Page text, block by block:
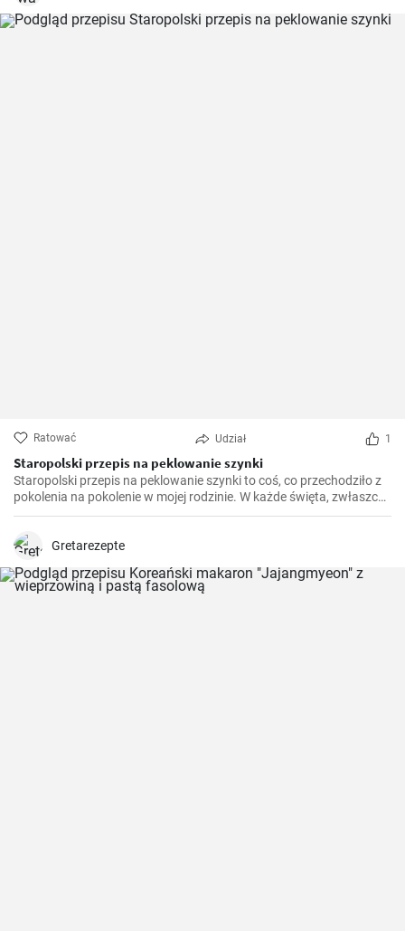
Ratować Udział 1
Staropolski przepis na peklowanie szynki
Staropolski przepis na peklowanie szynki to coś, co przechodziło z
pokolenia na pokolenie w mojej rodzinie. W każde święta, zwłaszcza
Wielkanocne, stawialiśmy na stole własnoręcznie przygotowaną
Gretarezepte